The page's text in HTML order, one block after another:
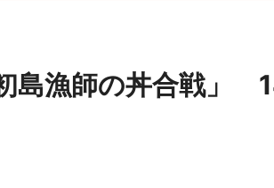
島漁師の丼合戦」